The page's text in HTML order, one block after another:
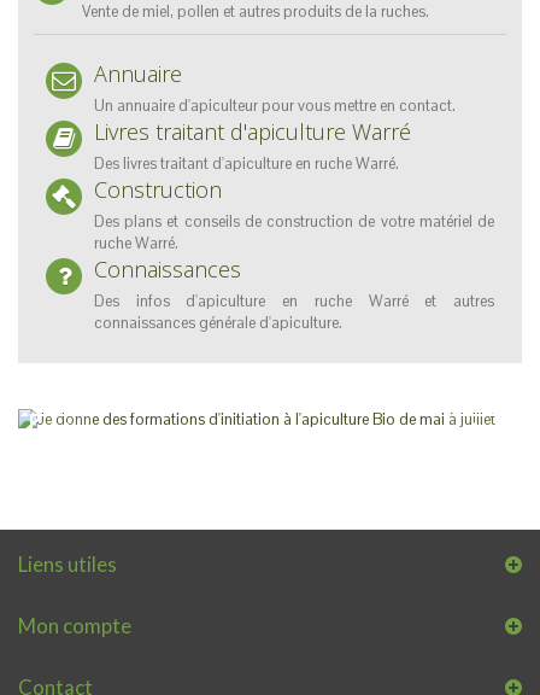
Vente de miel, pollen et autres produits de la ruches.
Annuaire
Un annuaire d'apiculteur pour vous mettre en contact.
Livres traitant d'apiculture Warré
Des livres traitant d'apiculture en ruche Warré.
Construction
Des plans et conseils de construction de votre matériel de
ruche Warré.
Connaissances
Des infos d'apiculture en ruche Warré et autres
connaissances générale d'apiculture.
VOIR !
Liens utiles
Mon compte
Contact